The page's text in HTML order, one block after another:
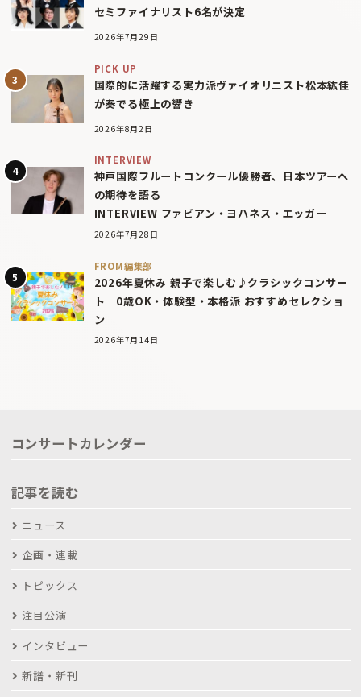
セミファイナリスト6名が決定
2026年7月29日
PICK UP
国際的に活躍する実力派ヴァイオリニスト松本紘佳
が奏でる極上の響き
2026年8月2日
INTERVIEW
神戸国際フルートコンクール優勝者、日本ツアーへ
の期待を語る
INTERVIEW ファビアン・ヨハネス・エッガー
2026年7月28日
FROM編集部
2026年夏休み 親子で楽しむ♪クラシックコンサー
ト｜0歳OK・体験型・本格派 おすすめセレクショ
ン
2026年7月14日
コンサートカレンダー
記事を読む
ニュース
企画・連載
トピックス
注目公演
インタビュー
新譜・新刊